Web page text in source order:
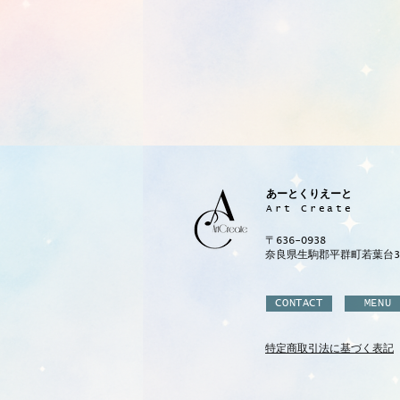
あーとくりえーと
Art Create
〒636-0938
奈良県生駒郡平群町若葉
CONTACT MENU
特定商取引法に基づく表記